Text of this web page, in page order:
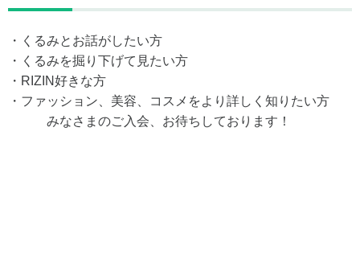
・くるみとお話がしたい方
・くるみを掘り下げて見たい方
・RIZIN好きな方
・ファッション、美容、コスメをより詳しく知りたい方
みなさまのご入会、お待ちしております！